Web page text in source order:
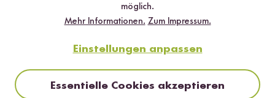
*Das Digitale Rezeptbuch wird dir nach vollständiger Anmeldung zum Newsletter
per E-Mail zugeschickt.
Mehr Rezepte mit Bio Risotto Reis
möglich.
Mehr Informationen. Zum Impressum.
Einstellungen anpassen
Essentielle Cookies akzeptieren